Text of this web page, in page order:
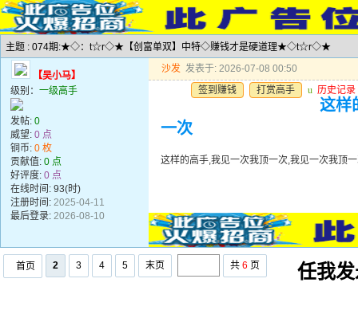
主题 : 074期:★◇：t☆r◇★【创富单双】中特◇赚钱才是硬道理★◇t☆r◇★
【吴小马】
级别： 一级高手
发帖: 0
威望: 0 点
铜币: 0 枚
贡献值: 0 点
好评度: 0 点
在线时间: 93(时)
注册时间: 2025-04-11
最后登录: 2026-08-10
沙发 发表于: 2026-07-08 00:50
签到赚钱
打赏高手 u 历史记录
这样
一次
这样的高手,我见一次我顶一次,我见一次我顶
首页 2 3 4 5 末页 共 6 页 任我发